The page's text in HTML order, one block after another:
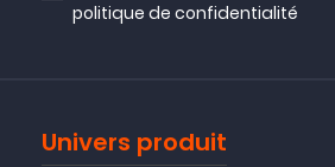
politique de confidentialité
Univers produit